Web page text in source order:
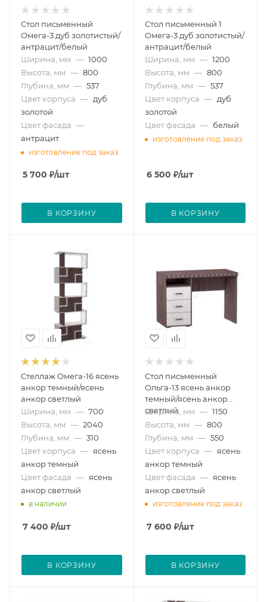
Стол письменный
Омега-3 дуб золотистый/
антрацит/белый
Ширина, мм — 1000
Высота, мм — 800
Глубина, мм — 537
Цвет корпуса — дуб
золотой
Цвет фасада —
антрацит
изготовление под заказ
5 700 ₽/шт
В КОРЗИНУ
Стол письменный 1
Омега-3 дуб золотистый/
антрацит/белый
Ширина, мм — 1200
Высота, мм — 800
Глубина, мм — 537
Цвет корпуса — дуб
золотой
Цвет фасада — белый
изготовление под заказ
6 500 ₽/шт
В КОРЗИНУ
Стеллаж Омега-16 ясень
анкор темный/ясень
анкор светлый
Ширина, мм — 700
Высота, мм — 2040
Глубина, мм — 310
Цвет корпуса — ясень
анкор темный
Цвет фасада — ясень
анкор светлый
в наличии
7 400 ₽/шт
В КОРЗИНУ
Стол письменный
Ольга-13 ясень анкор
темный/ясень анкор
светлый
Ширина, мм — 1150
Высота, мм — 800
Глубина, мм — 550
Цвет корпуса — ясень
анкор темный
Цвет фасада — ясень
анкор светлый
изготовление под заказ
7 600 ₽/шт
В КОРЗИНУ